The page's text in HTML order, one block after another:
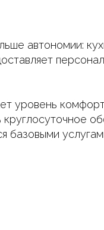
автономии:
уровень
базовыми